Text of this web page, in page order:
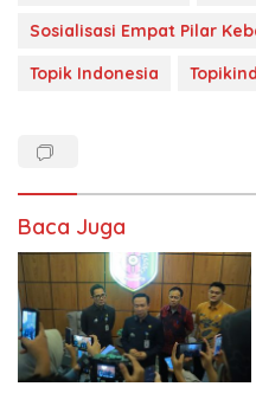
Sosialisasi Empat Pilar
Topik Indonesia
Baca Juga